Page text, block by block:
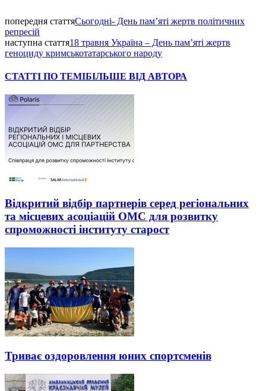
попередня статтяСьогодні- День памʼяті жертв політичних
репресій
наступна стаття18 травня Україна – День пам’яті жертв
геноциду кримськотатарського народу
СТАТТІ ПО ТЕМІБІЛЬШЕ ВІД АВТОРА
Відкритий відбір партнерів серед регіональних
та місцевих асоціацій ОМС для розвитку
спроможності інституту старост
Триває оздоровлення юних спортсменів